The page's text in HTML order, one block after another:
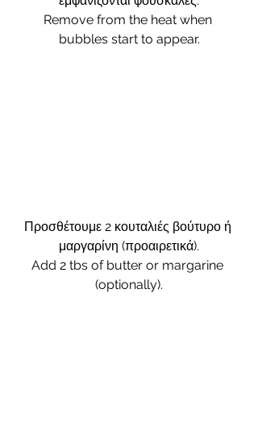
Remove from the heat when
bubbles start to appear.
Προσθέτουμε 2 κουταλιές βούτυρο ή
μαργαρίνη (προαιρετικά).
Add 2 tbs of butter or margarine
(optionally).